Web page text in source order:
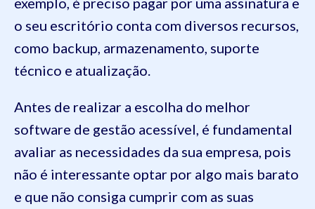
o seu escritório conta com diversos recursos,
como backup, armazenamento, suporte
técnico e atualização.
Antes de realizar a escolha do melhor
software de gestão acessível, é fundamental
avaliar as necessidades da sua empresa, pois
não é interessante optar por algo mais barato
e que não consiga cumprir com as suas